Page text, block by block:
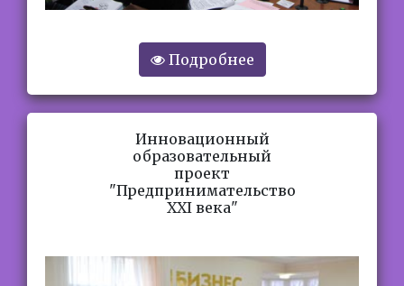
Подробнее
Инновационный
образовательный
проект
"Предпринимательство
ХХI века"